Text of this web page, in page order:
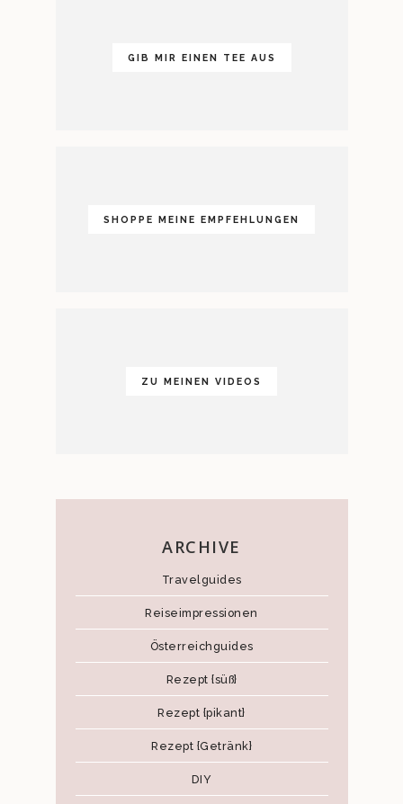
GIB MIR EINEN TEE AUS
SHOPPE MEINE EMPFEHLUNGEN
ZU MEINEN VIDEOS
ARCHIVE
Travelguides
Reiseimpressionen
Österreichguides
Rezept {süß}
Rezept {pikant}
Rezept {Getränk}
DIY